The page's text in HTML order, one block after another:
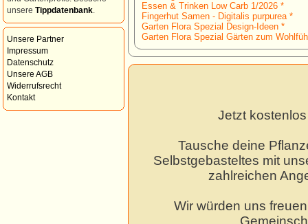
unsere Tippdatenbank
Unsere Partner
Impressum
Datenschutz
Unsere AGB
Widerrufsrecht
Kontakt
Essen & Trinken Low Carb 1/2026 *
Fingerhut Samen - Digitalis purpurea *
Garten Flora Spezial Design-Ideen *
Garten Flora Spezial Gärten zum
Jetzt
Tausche deine
Selbstgebasteltes mit
zahlreichen
Wir würden uns